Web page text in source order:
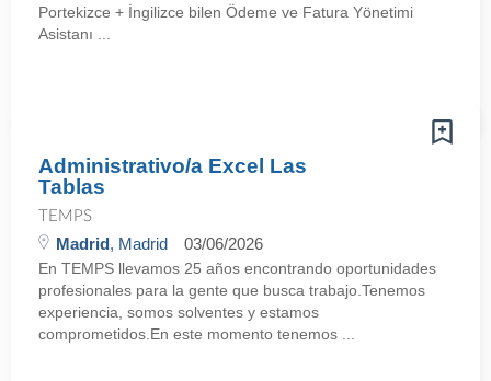
Portekizce + İngilizce bilen Ödeme ve Fatura Yönetimi
Asistanı ...
Administrativo/a Excel Las
Tablas
TEMPS
Madrid, Madrid 03/06/2026
En TEMPS llevamos 25 años encontrando oportunidades
profesionales para la gente que busca trabajo.Tenemos
experiencia, somos solventes y estamos
comprometidos.En este momento tenemos ...